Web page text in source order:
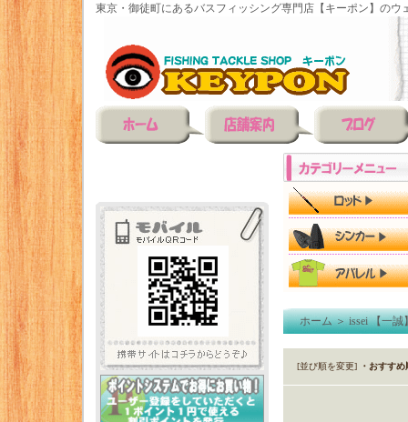
東京・御徒町にあるバスフィッシング専門店【キーポン】のウ
ホーム＞issei 【一誠
[並び順を変更] ・おすすめ